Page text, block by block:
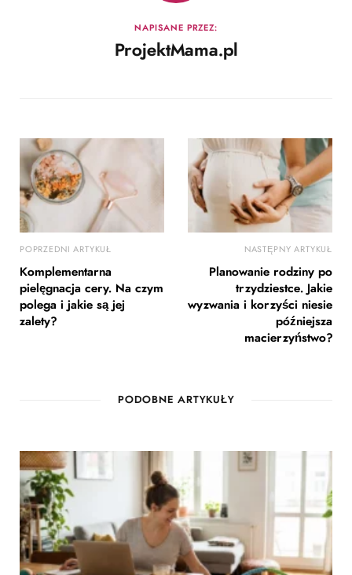
NAPISANE PRZEZ:
ProjektMama.pl
POPRZEDNI ARTYKUŁ
Komplementarna
pielęgnacja cery. Na czym
polega i jakie są jej
zalety?
NASTĘPNY ARTYKUŁ
Planowanie rodziny po
trzydziestce. Jakie
wyzwania i korzyści niesie
późniejsza
macierzyństwo?
PODOBNE ARTYKUŁY